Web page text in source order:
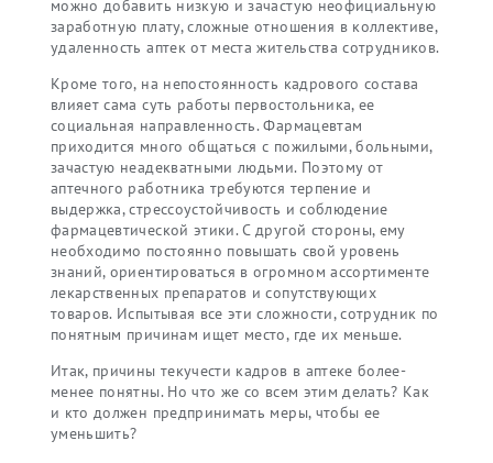
можно добавить низкую и зачастую неофициальную
заработную плату, сложные отношения в коллективе,
удаленность аптек от места жительства сотрудников.
Кроме того, на непостоянность кадрового состава
влияет сама суть работы первостольника, ее
социальная направленность. Фармацевтам
приходится много общаться с пожилыми, больными,
зачастую неадекватными людьми. Поэтому от
аптечного работника требуются терпение и
выдержка, стрессоустойчивость и соблюдение
фармацевтической этики. С другой стороны, ему
необходимо постоянно повышать свой уровень
знаний, ориентироваться в огромном ассортименте
лекарственных препаратов и сопутствующих
товаров. Испытывая все эти сложности, сотрудник по
понятным причинам ищет место, где их меньше.
Итак, причины текучести кадров в аптеке более-
менее понятны. Но что же со всем этим делать? Как
и кто должен предпринимать меры, чтобы ее
уменьшить?